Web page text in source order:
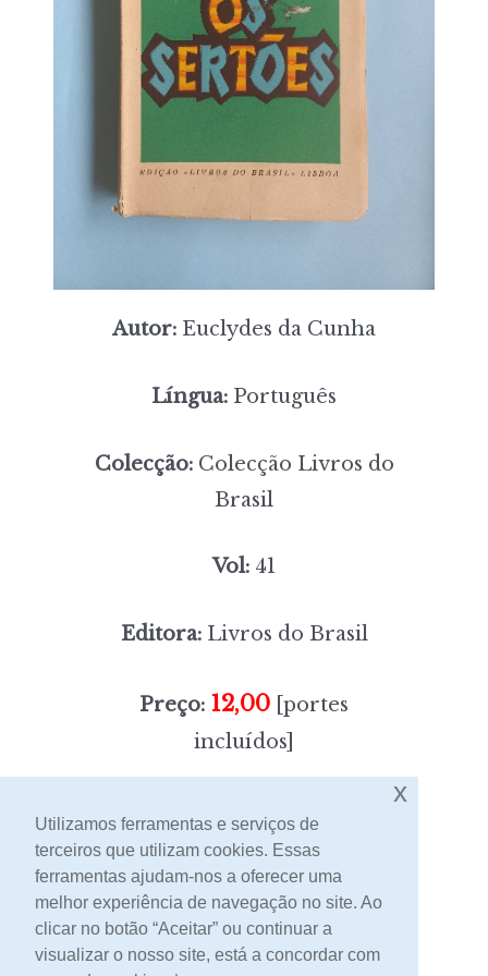
Autor: Euclydes da Cunha
Língua: Português
Colecção:Colecção Livros do
Brasil
Vol: 41
Editora:Livros do Brasil
Preço: 12,00 [portes
incluídos]
Sem stock
Contacto
Utilizamos ferramentas e serviços de
terceiros que utilizam cookies. Essas
ferramentas ajudam-nos a oferecer uma
melhor experiência de navegação no site. Ao
clicar no botão “Aceitar” ou continuar a
visualizar o nosso site, está a concordar com
x